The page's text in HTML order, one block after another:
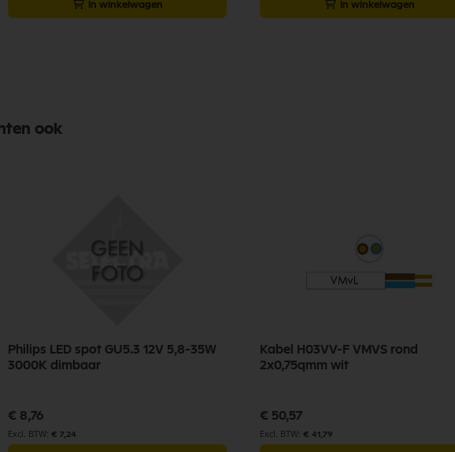
In winkelwagen In winkelwagen
ook
Philips LED spot GU5.3 12V 5,8-35W
3000K dimbaar
€ 8,76
€ 7,24
Kabel H03VV-F VMVS rond
2x0,75qmm wit
€ 50,57
€ 41,79